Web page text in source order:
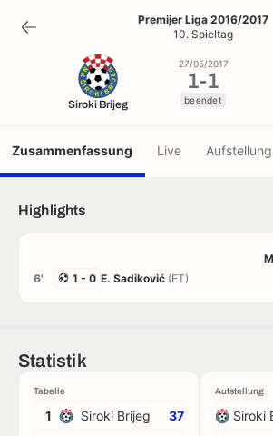
1-1
beendet
Premijer Liga 2016/2017
10. Spieltag
Siroki Brijeg
27/05/2017
1-1
beendet
Zusammenfassung Live Aufstellung
Highlights
6'
1 - 0 E. Sadiković (ET)
Statistik
Tabelle
1 Siroki Brijeg
37
Aufstellung
Siroki